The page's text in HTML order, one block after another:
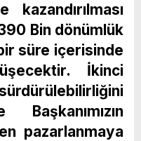
Bin dönümlük
süre içerisinde
İkinci
pazarlanmaya